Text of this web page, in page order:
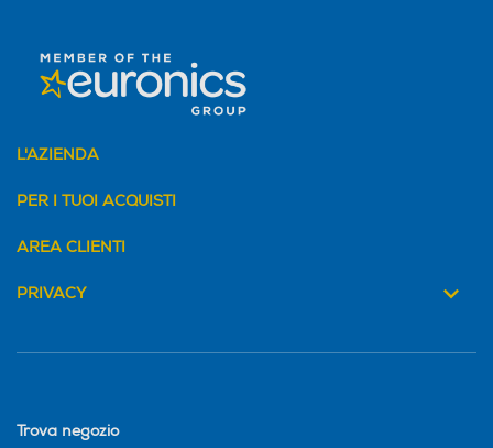
L'AZIENDA
PER I TUOI ACQUISTI
AREA CLIENTI
PRIVACY
Trova negozio